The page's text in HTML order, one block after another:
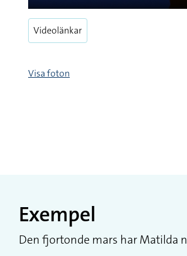
Play
Videolänkar
Visa foton
Exempel
Den fjortonde mars har Matilda